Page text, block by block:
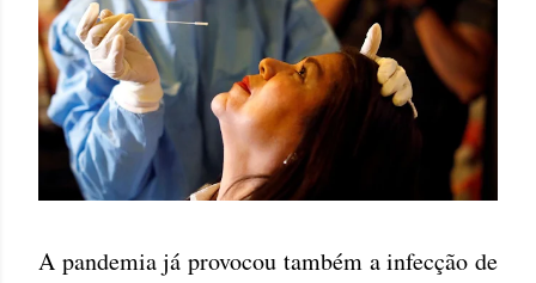
A pandemia já provocou também a infecção de